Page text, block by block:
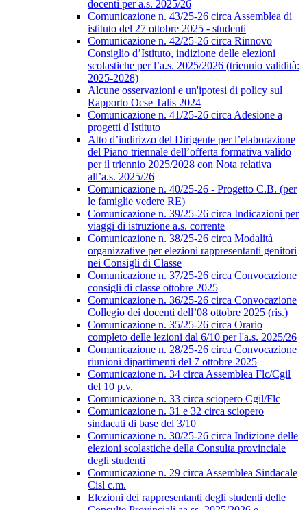
docenti per a.s. 2025/26
Comunicazione n. 43/25-26 circa Assemblea di
istituto del 27 ottobre 2025 - studenti
Comunicazione n. 42/25-26 circa Rinnovo
Consiglio d’Istituto, indizione delle elezioni
scolastiche per l’a.s. 2025/2026 (triennio validità:
2025-2028)
Alcune osservazioni e un'ipotesi di policy sul
Rapporto Ocse Talis 2024
Comunicazione n. 41/25-26 circa Adesione a
progetti d'Istituto
Atto d’indirizzo del Dirigente per l’elaborazione
del Piano triennale dell’offerta formativa valido
per il triennio 2025/2028 con Nota relativa
all’a.s. 2025/26
Comunicazione n. 40/25-26 - Progetto C.B. (per
le famiglie vedere RE)
Comunicazione n. 39/25-26 circa Indicazioni per
viaggi di istruzione a.s. corrente
Comunicazione n. 38/25-26 circa Modalità
organizzative per elezioni rappresentanti genitori
nei Consigli di Classe
Comunicazione n. 37/25-26 circa Convocazione
consigli di classe ottobre 2025
Comunicazione n. 36/25-26 circa Convocazione
Collegio dei docenti dell’08 ottobre 2025 (ris.)
Comunicazione n. 35/25-26 circa Orario
completo delle lezioni dal 6/10 per l'a.s. 2025/26
Comunicazione n. 28/25-26 circa Convocazione
riunioni dipartimenti del 7 ottobre 2025
Comunicazione n. 34 circa Assemblea Flc/Cgil
del 10 p.v.
Comunicazione n. 33 circa sciopero Cgil/Flc
Comunicazione n. 31 e 32 circa sciopero
sindacati di base del 3/10
Comunicazione n. 30/25-26 circa Indizione delle
elezioni scolastiche della Consulta provinciale
degli studenti
Comunicazione n. 29 circa Assemblea Sindacale
Cisl c.m.
Elezioni dei rappresentanti degli studenti delle